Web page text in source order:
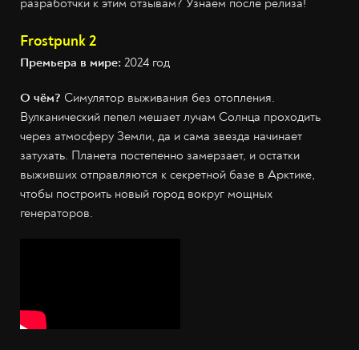
Frostpunk 2
Премьера в мире: 2024 год
О чём? Симулятор выживания без отопления.
Вулканический пепел мешает лучам Солнца проходить
через атмосферу Земли, да и сама звезда начинает
затухать. Планета постепенно замерзает, и остатки
выживших отправляются к секретной базе в Арктике,
чтобы построить новый город вокруг мощных
генераторов.